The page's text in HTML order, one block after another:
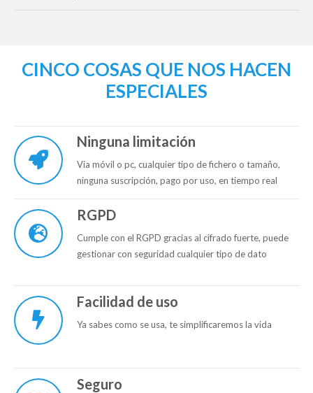
CINCO COSAS QUE NOS HACEN
ESPECIALES
Ninguna limitación
Via móvil o pc, cualquier tipo de fichero o tamaño,
ninguna suscripción, pago por uso, en tiempo real
RGPD
Cumple con el RGPD gracias al cifrado fuerte, puede
gestionar con seguridad cualquier tipo de dato
Facilidad de uso
Ya sabes como se usa, te simplificaremos la vida
Seguro